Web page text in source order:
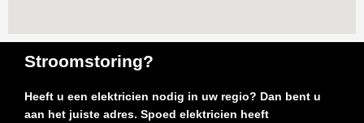
Stroomstoring?
Heeft u een elektricien nodig in uw regio? Dan bent u
aan het juiste adres. Spoed elektricien heeft